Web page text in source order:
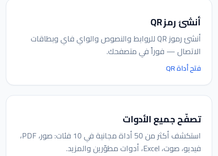
أنشئ رمز QR
أنشئ رموز QR للروابط والنصوص والواي فاي وبطاقات
الاتصال — فوراً في متصفحك.
فتح أداة QR
تصفّح جميع الأدوات
استكشف أكثر من 50 أداة مجانية في 10 فئات: صور، PDF،
فيديو، صوت، Excel، أدوات مطوّرين والمزيد.